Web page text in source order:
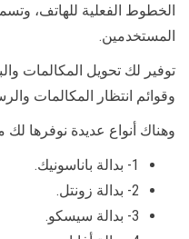
الخطوط الفعلية للهاتف،
المستخدمين.
توفير لك تحويل المكالمات
وقوائم انتظار المكالمات
وهناك أنواع عديدة نوفرها لك
1- بدالة باناسونيك.
2- بدالة زونتل.
3- بدالة سيسكو.